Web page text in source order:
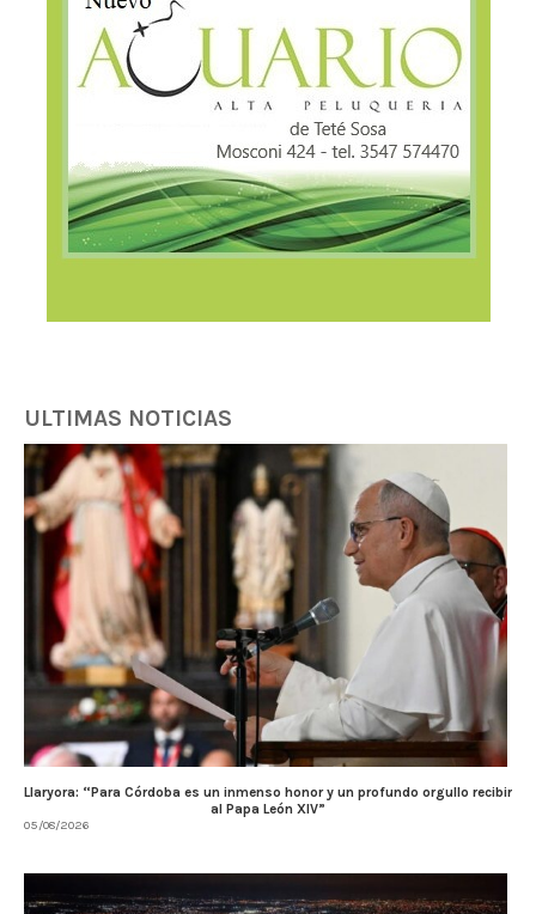
ULTIMAS NOTICIAS
Llaryora: “Para Córdoba es un inmenso honor y un profundo orgullo recibir
al Papa León XIV”
05/08/2026